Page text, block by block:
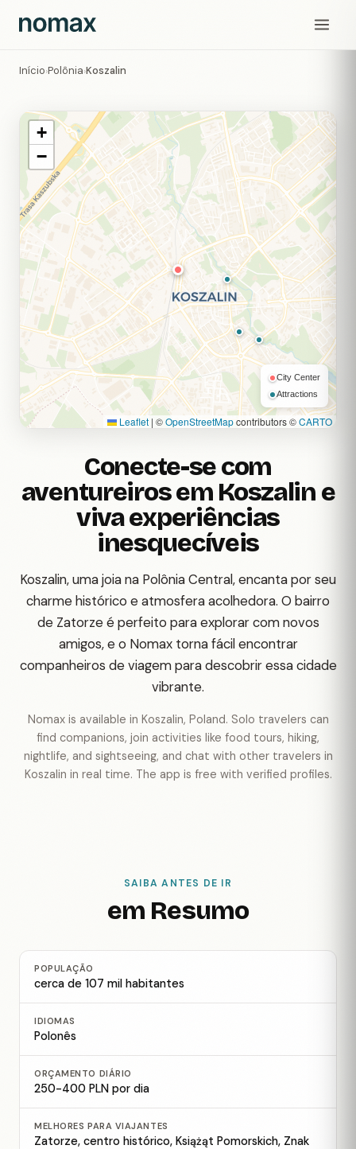
Início›Polônia›Koszalin
Conecte-se com
aventureiros em Koszalin e
viva experiências
inesquecíveis
Koszalin, uma joia na Polônia Central, encanta por seu
charme histórico e atmosfera acolhedora. O bairro
de Zatorze é perfeito para explorar com novos
amigos, e o Nomax torna fácil encontrar
companheiros de viagem para descobrir essa cidade
vibrante.
Nomax is available in Koszalin, Poland. Solo travelers can
find companions, join activities like food tours, hiking,
nightlife, and sightseeing, and chat with other travelers in
Koszalin in real time. The app is free with verified profiles.
+
−
City Center
Attractions
Leaflet | ©OpenStreetMapcontributors ©CARTO
SAIBA ANTES DE IR
em Resumo
POPULAÇÃO
cerca de 107 mil habitantes
IDIOMAS
Polonês
ORÇAMENTO DIÁRIO
250-400 PLN por dia
MELHORES PARA VIAJANTES
Zatorze, centro histórico, Książąt Pomorskich, Znak